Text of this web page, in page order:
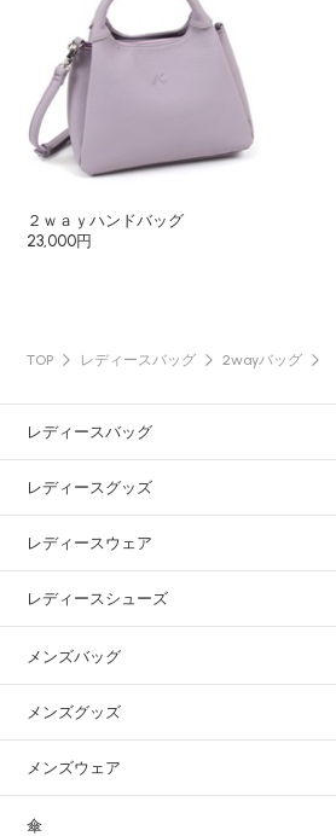
２ｗａｙハンドバッグ
23,000円
TOP レディースバッグ 2wayバッグ
レディースバッグ
レディースグッズ
レディースウェア
レディースシューズ
メンズバッグ
メンズグッズ
メンズウェア
傘